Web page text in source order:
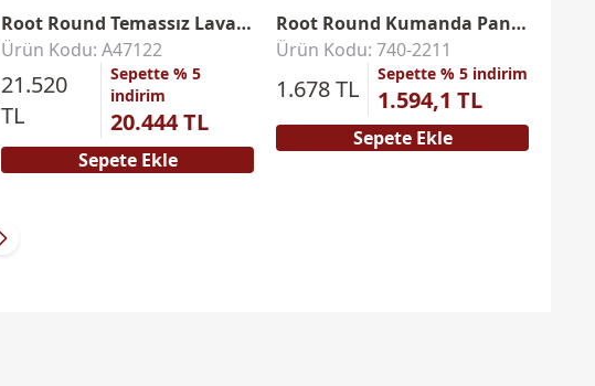
Root Round Temassız Lavabo Bataryası
Ürün Kodu: A47122
21.520
TL
Sepette % 5
indirim
20.444 TL
Sepete Ekle
Root Round Kumanda Paneli
Ürün Kodu: 740-2211
1.678 TL
Sepette % 5 indirim
1.594,1 TL
Sepete Ekle